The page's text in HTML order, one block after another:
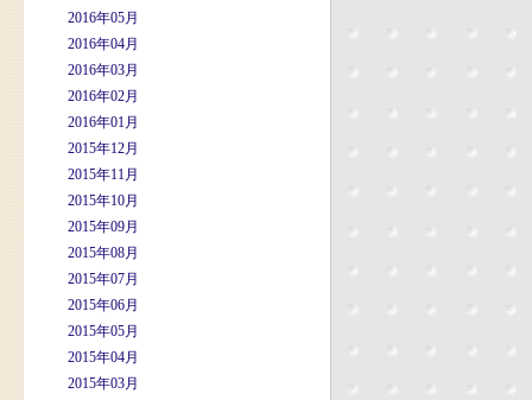
2016年05月
2016年04月
2016年03月
2016年02月
2016年01月
2015年12月
2015年11月
2015年10月
2015年09月
2015年08月
2015年07月
2015年06月
2015年05月
2015年04月
2015年03月